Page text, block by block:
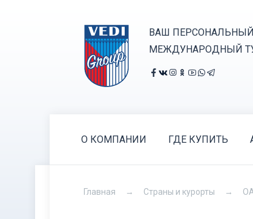
ВАШ ПЕРСОНАЛЬНЫЙ
МЕЖДУНАРОДНЫЙ
О КОМПАНИИ ГДЕ КУПИТЬ
Главная Страны и курорты